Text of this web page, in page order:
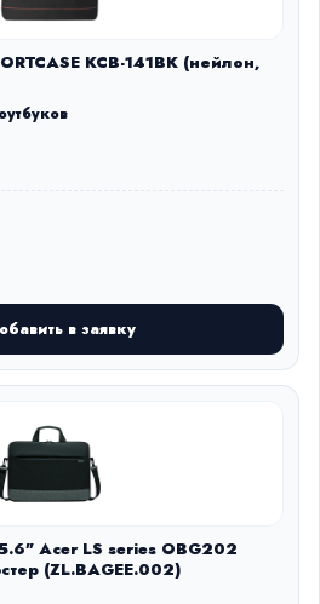
KCB-141BK (нейлон,
в заявку
Acer LS series OBG202
(ZL.BAGEE.002)